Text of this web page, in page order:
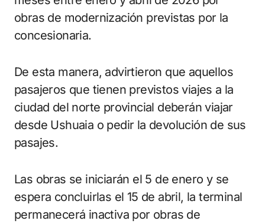
obras de modernización previstas por la
concesionaria.
De esta manera, advirtieron que aquellos
pasajeros que tienen previstos viajes a la
ciudad del norte provincial deberán viajar
desde Ushuaia o pedir la devolución de sus
pasajes.
Las obras se iniciarán el 5 de enero y se
espera concluirlas el 15 de abril, la terminal
permanecerá inactiva por obras de